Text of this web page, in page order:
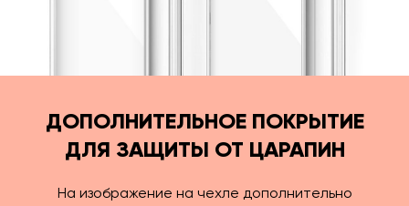
ДОПОЛНИТЕЛЬНОЕ ПОКРЫТИЕ
ДЛЯ ЗАЩИТЫ ОТ ЦАРАПИН
На изображение на чехле дополнительно